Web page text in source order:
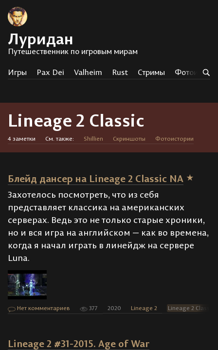
Луридан
Путешественник по игровым мирам
Игры Pax Dei Valheim Rust Стримы
Lineage 2 Classic
4 заметки См. также: Shillien Скриншоты Фотоистории
Блейд дансер на Lineage 2 Classic NA
Захотелось посмотреть, что из себя
представляет классика на американских
серверах. Ведь это не только старые хроники,
но и вся игра на английском — как во времена,
когда я начал играть в линейдж на сервере
Luna.
Нет комментариев 377 2020 Lineage 2 Lineage 2 Classic
Lineage 2 #31-2015. Age of War